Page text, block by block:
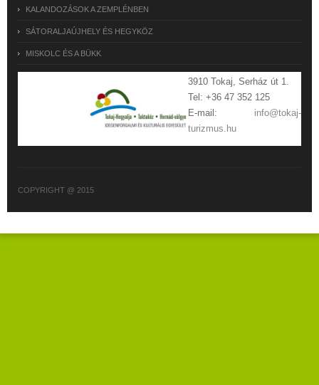
KALANDOZÁSOK A ZEMPLÉNBEN
SÁTORALJAÚJHELY ÉS HEGYKÖZ
MISKOLC ÉS A BÜKK
3910 Tokaj, Serház út 1.
Tel: +36 47 352 125
E-mail: info@tokaj-
turizmus.hu
COPYRIGHT @ 2015